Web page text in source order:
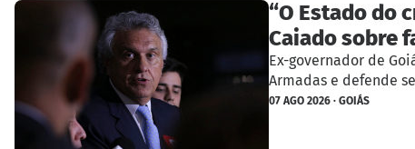
“O Estado do
Caiado sobre
Ex-governador de
Armadas e defende
07 AGO 2026 · GOIÁS